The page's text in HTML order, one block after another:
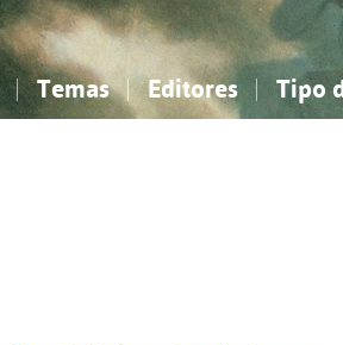
Temas Editores Tipo